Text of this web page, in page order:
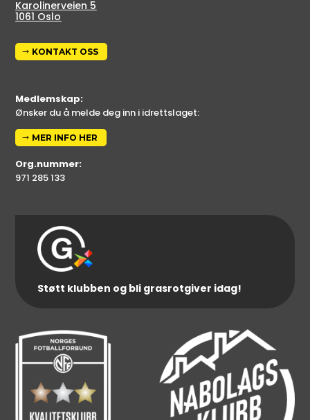
Karolinerveien 5
1061 Oslo
KONTAKT OSS
Medlemskap:
Ønsker du å melde deg inn i idrettslaget:
MER INFO HER
Org.nummer:
971 285 133
Støtt klubben og bli grasrotgiver idag!